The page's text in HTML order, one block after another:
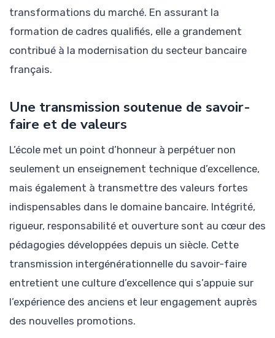
transformations du marché. En assurant la
formation de cadres qualifiés, elle a grandement
contribué à la modernisation du secteur bancaire
français.
Une transmission soutenue de savoir-
faire et de valeurs
L’école met un point d’honneur à perpétuer non
seulement un enseignement technique d’excellence,
mais également à transmettre des valeurs fortes
indispensables dans le domaine bancaire. Intégrité,
rigueur, responsabilité et ouverture sont au cœur des
pédagogies développées depuis un siècle. Cette
transmission intergénérationnelle du savoir-faire
entretient une culture d’excellence qui s’appuie sur
l’expérience des anciens et leur engagement auprès
des nouvelles promotions.